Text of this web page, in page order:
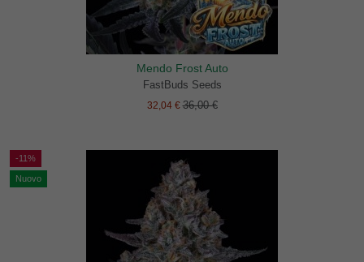
Mendo Frost Auto
FastBuds Seeds
32,04 €36,00 €
-11%
Nuovo